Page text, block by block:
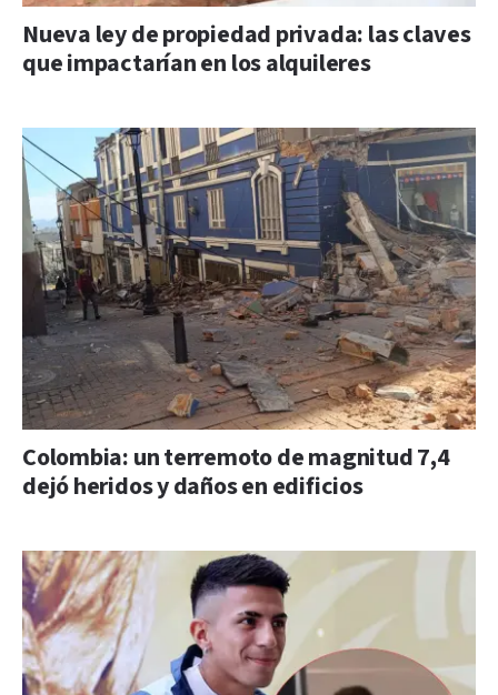
Nueva ley de propiedad privada: las claves
que impactarían en los alquileres
Colombia: un terremoto de magnitud 7,4
dejó heridos y daños en edificios